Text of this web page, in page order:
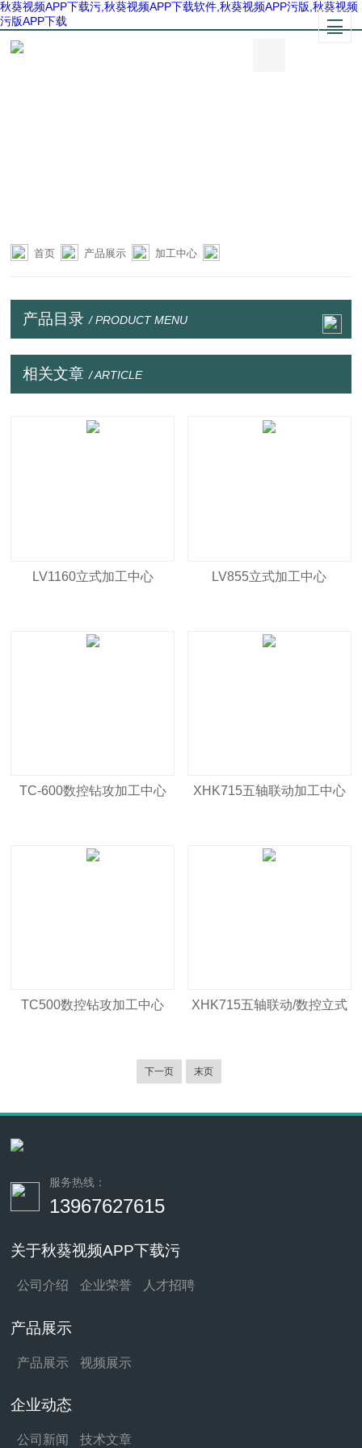
秋葵视频APP下载污,秋葵视频APP下载软件,秋葵视频APP污版,秋葵视频
污版APP下载
首页 产品展示 加工中心
产品目录 / PRODUCT MENU
相关文章 / ARTICLE
LV1160立式加工中心 LV855立式加工中心
TC-600数控钻攻加工中心 XHK715五轴联动加工中心
TC500数控钻攻加工中心 XHK715五轴联动/数控立式
下一页 末页
服务热线：
13967627615
关于秋葵视频APP下载污
公司介绍 企业荣誉 人才招聘
产品展示
产品展示 视频展示
企业动态
公司新闻 技术文章